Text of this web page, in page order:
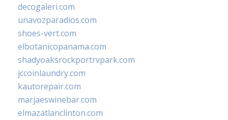
decogaleri.com
unavozparadios.com
shoes-vert.com
elbotanicopanama.com
shadyoaksrockportrvpark.com
jccoinlaundry.com
kautorepair.com
marjaeswinebar.com
elmazatlanclinton.com